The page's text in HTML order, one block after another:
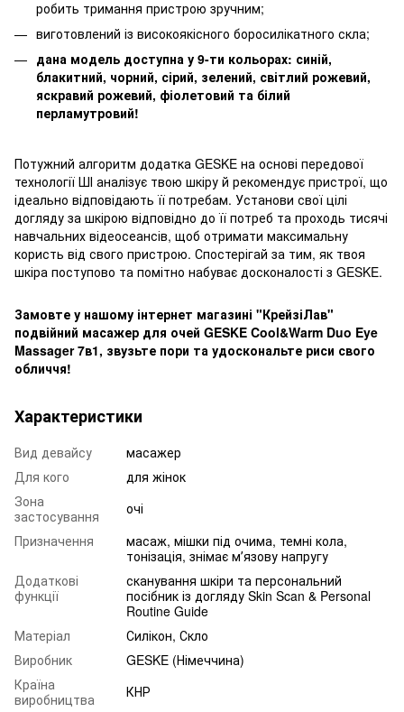
робить тримання пристрою зручним;
виготовлений із високоякісного боросилікатного скла;
дана модель доступна у 9-ти кольорах: синій,
блакитний, чорний, сірий, зелений, світлий рожевий,
яскравий рожевий, фіолетовий та білий
перламутровий!
Потужний алгоритм додатка GESKE на основі передової
технології ШІ аналізує твою шкіру й рекомендує пристрої, що
ідеально відповідають її потребам. Установи свої цілі
догляду за шкірою відповідно до її потреб та проходь тисячі
навчальних відеосеансів, щоб отримати максимальну
користь від свого пристрою. Спостерігай за тим, як твоя
шкіра поступово та помітно набуває досконалості з GESKE.
Замовте у нашому інтернет магазині "КрейзіЛав"
подвійний масажер для очей GESKE Cool&Warm Duo Eye
Massager 7в1, звузьте пори та удоскональте риси свого
обличчя!
Характеристики
Вид девайсу
масажер
Для кого
для жінок
Зона
застосування
очі
Призначення
масаж, мішки під очима, темні кола,
тонізація, знімає мʼязову напругу
Додаткові
функції
сканування шкіри та персональний
посібник із догляду Skin Scan & Personal
Routine Guide
Матеріал
Силікон, Скло
Виробник
GESKE (Німеччина)
Країна
виробництва
КНР